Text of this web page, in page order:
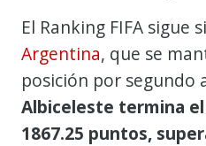
El Ranking FIFA sigue
Argentina, que se
posición por segundo
Albiceleste termina
1867.25 puntos,